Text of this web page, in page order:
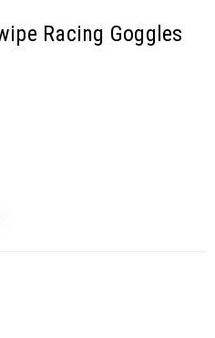
Racing Goggles